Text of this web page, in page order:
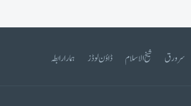
سرورق شیخ الاسلام ڈاؤن لوڈز ہمارا رابطہ